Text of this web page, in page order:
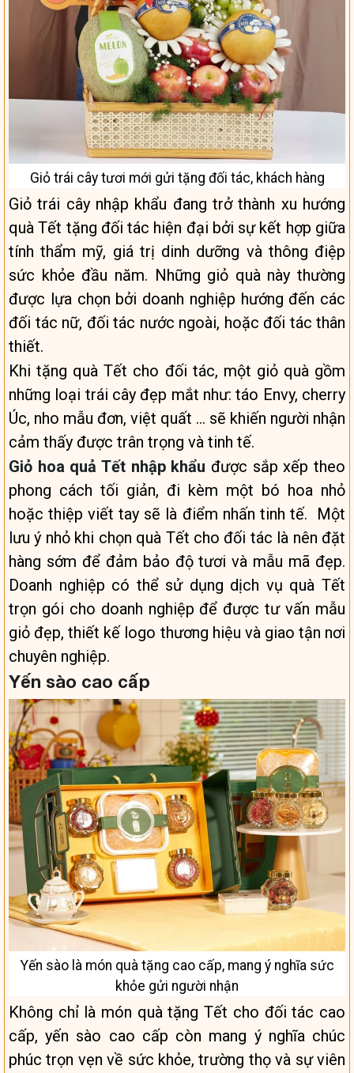
Giỏ trái cây tươi mới gửi tặng đối tác, khách hàng
Giỏ trái cây nhập khẩu đang trở thành xu hướng
quà Tết tặng đối tác hiện đại bởi sự kết hợp giữa
tính thẩm mỹ, giá trị dinh dưỡng và thông điệp
sức khỏe đầu năm. Những giỏ quà này thường
được lựa chọn bởi doanh nghiệp hướng đến các
đối tác nữ, đối tác nước ngoài, hoặc đối tác thân
thiết.
Khi tặng quà Tết cho đối tác, một giỏ quà gồm
những loại trái cây đẹp mắt như: táo Envy, cherry
Úc, nho mẫu đơn, việt quất … sẽ khiến người nhận
cảm thấy được trân trọng và tinh tế.
Giỏ hoa quả Tết nhập khẩu được sắp xếp theo
phong cách tối giản, đi kèm một bó hoa nhỏ
hoặc thiệp viết tay sẽ là điểm nhấn tinh tế. Một
lưu ý nhỏ khi chọn quà Tết cho đối tác là nên đặt
hàng sớm để đảm bảo độ tươi và mẫu mã đẹp.
Doanh nghiệp có thể sử dụng dịch vụ quà Tết
trọn gói cho doanh nghiệp để được tư vấn mẫu
giỏ đẹp, thiết kế logo thương hiệu và giao tận nơi
chuyên nghiệp.
Yến sào cao cấp
Yến sào là món quà tặng cao cấp, mang ý nghĩa sức
khỏe gửi người nhận
Không chỉ là món quà tặng Tết cho đối tác cao
cấp, yến sào cao cấp còn mang ý nghĩa chúc
phúc trọn vẹn về sức khỏe, trường thọ và sự viên